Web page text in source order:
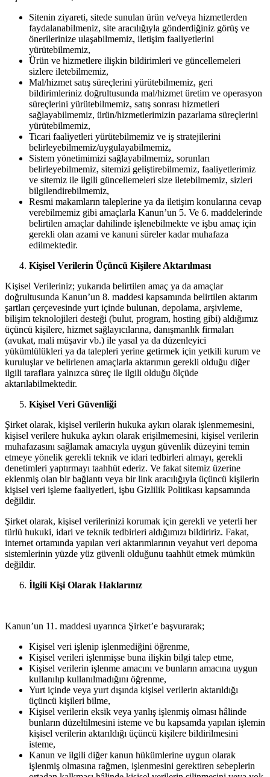
Sitenin ziyareti, sitede sunulan ürün ve/veya hizmetlerden
faydalanabilmeniz, site aracılığıyla gönderdiğiniz görüş ve
önerilerinize ulaşabilmemiz, iletişim faaliyetlerini
yürütebilmemiz,
Ürün ve hizmetlere ilişkin bildirimleri ve güncellemeleri
sizlere iletebilmemiz,
Mal/hizmet satış süreçlerini yürütebilmemiz, geri
bildirimleriniz doğrultusunda mal/hizmet üretim ve operasyon
süreçlerini yürütebilmemiz, satış sonrası hizmetleri
sağlayabilmemiz, ürün/hizmetlerimizin pazarlama süreçlerini
yürütebilmemiz,
Ticari faaliyetleri yürütebilmemiz ve iş stratejilerini
belirleyebilmemiz/uygulayabilmemiz,
Sistem yönetimimizi sağlayabilmemiz, sorunları
belirleyebilmemiz, sitemizi geliştirebilmemiz, faaliyetlerimiz
ve sitemiz ile ilgili güncellemeleri size iletebilmemiz, sizleri
bilgilendirebilmemiz,
Resmi makamların taleplerine ya da iletişim konularına cevap
verebilmemiz gibi amaçlarla Kanun’un 5. Ve 6. maddelerinde
belirtilen amaçlar dahilinde işlenebilmekte ve işbu amaç için
gerekli olan azami ve kanuni süreler kadar muhafaza
edilmektedir.
Kişisel Verilerin Üçüncü Kişilere Aktarılması
Kişisel Verileriniz; yukarıda belirtilen amaç ya da amaçlar
doğrultusunda Kanun’un 8. maddesi kapsamında belirtilen aktarım
şartları çerçevesinde yurt içinde bulunan, depolama, arşivleme,
bilişim teknolojileri desteği (bulut, program, hosting gibi) aldığımız
üçüncü kişilere, hizmet sağlayıcılarına, danışmanlık firmaları
(avukat, mali müşavir vb.) ile yasal ya da düzenleyici
yükümlülükleri ya da talepleri yerine getirmek için yetkili kurum ve
kuruluşlar ve belirlenen amaçlarla aktarımın gerekli olduğu diğer
ilgili taraflara yalnızca süreç ile ilgili olduğu ölçüde
aktarılabilmektedir.
Kişisel Veri Güvenliği
Şirket olarak, kişisel verilerin hukuka aykırı olarak işlenmemesini,
kişisel verilere hukuka aykırı olarak erişilmemesini, kişisel verilerin
muhafazasını sağlamak amacıyla uygun güvenlik düzeyini temin
etmeye yönelik gerekli teknik ve idari tedbirleri almayı, gerekli
denetimleri yaptırmayı taahhüt ederiz. Ve fakat sitemiz üzerine
eklenmiş olan bir bağlantı veya bir link aracılığıyla üçüncü kişilerin
kişisel veri işleme faaliyetleri, işbu Gizlilik Politikası kapsamında
değildir.
Şirket olarak, kişisel verilerinizi korumak için gerekli ve yeterli her
türlü hukuki, idari ve teknik tedbirleri aldığımızı bildiririz. Fakat,
internet ortamında yapılan veri aktarımlarının veyahut veri depoma
sistemlerinin yüzde yüz güvenli olduğunu taahhüt etmek mümkün
değildir.
İlgili Kişi Olarak Haklarınız
Kanun’un 11. maddesi uyarınca Şirket’e başvurarak;
Kişisel veri işlenip işlenmediğini öğrenme,
Kişisel verileri işlenmişse buna ilişkin bilgi talep etme,
Kişisel verilerin işlenme amacını ve bunların amacına uygun
kullanılıp kullanılmadığını öğrenme,
Yurt içinde veya yurt dışında kişisel verilerin aktarıldığı
üçüncü kişileri bilme,
Kişisel verilerin eksik veya yanlış işlenmiş olması hâlinde
bunların düzeltilmesini isteme ve bu kapsamda yapılan işlemin
kişisel verilerin aktarıldığı üçüncü kişilere bildirilmesini
isteme,
Kanun ve ilgili diğer kanun hükümlerine uygun olarak
işlenmiş olmasına rağmen, işlenmesini gerektiren sebeplerin